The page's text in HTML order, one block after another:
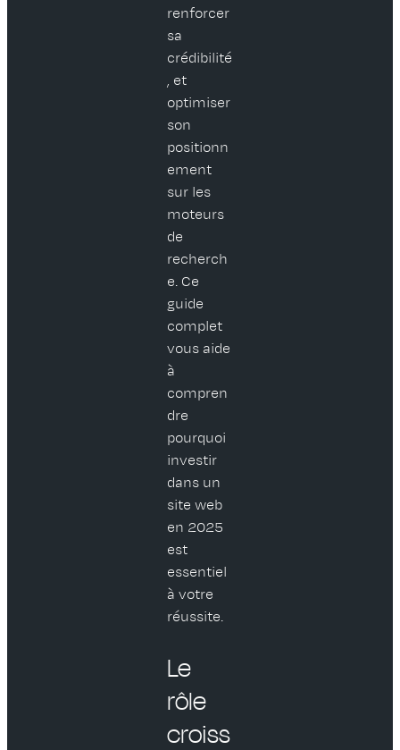
renforcer
sa
crédibilité
, et
optimiser
son
positionn
ement
sur les
moteurs
de
recherch
e. Ce
guide
complet
vous aide
à
compren
dre
pourquoi
investir
dans un
site web
en 2025
est
essentiel
à votre
réussite.
Le
rôle
croiss